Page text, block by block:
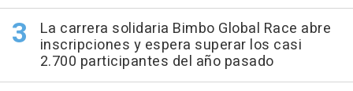
La carrera solidaria Bimbo Global Race abre
inscripciones y espera superar los casi
2.700 participantes del año pasado